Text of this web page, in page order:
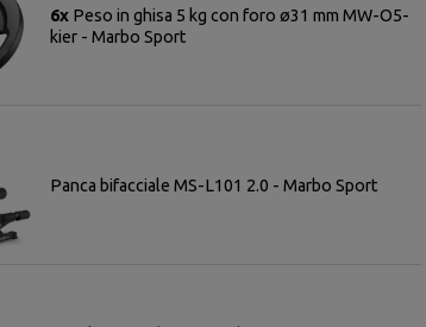
6x Peso in ghisa 5 kg con foro ø31 mm MW-O5-
kier - Marbo Sport
Panca bifacciale MS-L101 2.0 - Marbo Sport